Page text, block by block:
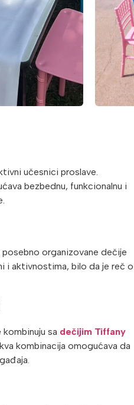
učesnici proslave.
bezbednu, funkcionalnu i
organizovane dečije
i aktivnostima, bilo da je reč o
sa dečijim Tiffany
kombinacija omogućava da